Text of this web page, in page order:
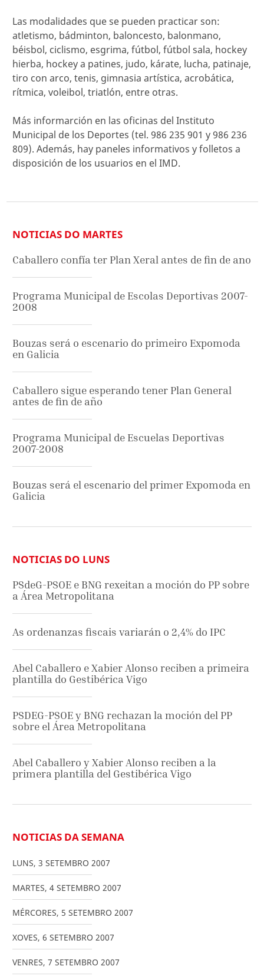
Las modalidades que se pueden practicar son:
atletismo, bádminton, baloncesto, balonmano,
béisbol, ciclismo, esgrima, fútbol, fútbol sala, hockey
hierba, hockey a patines, judo, kárate, lucha, patinaje,
tiro con arco, tenis, gimnasia artística, acrobática,
rítmica, voleibol, triatlón, entre otras.
Más informarción en las oficinas del Instituto
Municipal de los Deportes (tel. 986 235 901 y 986 236
809). Además, hay paneles informativos y folletos a
disposición de los usuarios en el IMD.
NOTICIAS DO MARTES
Caballero confía ter Plan Xeral antes de fin de ano
Programa Municipal de Escolas Deportivas 2007-
2008
Bouzas será o escenario do primeiro Expomoda
en Galicia
Caballero sigue esperando tener Plan General
antes de fin de año
Programa Municipal de Escuelas Deportivas
2007-2008
Bouzas será el escenario del primer Expomoda en
Galicia
NOTICIAS DO LUNS
PSdeG-PSOE e BNG rexeitan a moción do PP sobre
a Área Metropolitana
As ordenanzas fiscais variarán o 2,4% do IPC
Abel Caballero e Xabier Alonso reciben a primeira
plantilla do Gestibérica Vigo
PSDEG-PSOE y BNG rechazan la moción del PP
sobre el Área Metropolitana
Abel Caballero y Xabier Alonso reciben a la
primera plantilla del Gestibérica Vigo
NOTICIAS DA SEMANA
LUNS, 3 SETEMBRO 2007
MARTES, 4 SETEMBRO 2007
MÉRCORES, 5 SETEMBRO 2007
XOVES, 6 SETEMBRO 2007
VENRES, 7 SETEMBRO 2007